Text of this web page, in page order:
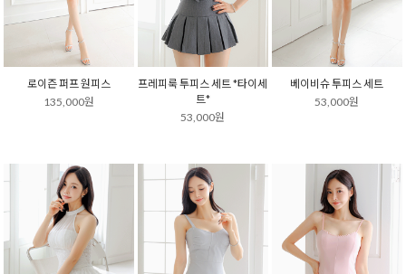
로이즌 퍼프 원피스
135,000원
프레피룩 투피스 세트 *타이세
트*
53,000원
베이비슈 투피스 세트
53,000원